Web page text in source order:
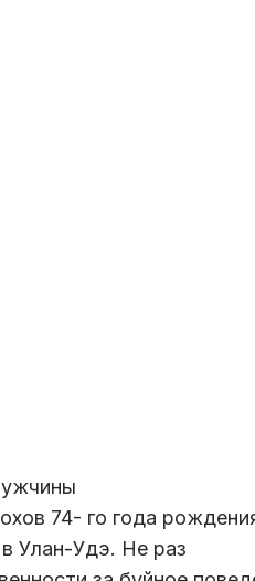
74- го года
Улан-Удэ. Не раз